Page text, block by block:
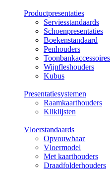
Productpresentaties
Serviesstandaards
Schoenpresentaties
Boekenstandaard
Penhouders
Toonbankaccessoires
Wijnfleshouders
Kubus
Presentatiesystemen
Raamkaarthouders
Kliklijsten
Vloerstandaards
Opvouwbaar
Vloermodel
Met kaarthouders
Draadfolderhouders